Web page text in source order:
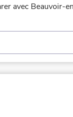
avec Beauvoir-